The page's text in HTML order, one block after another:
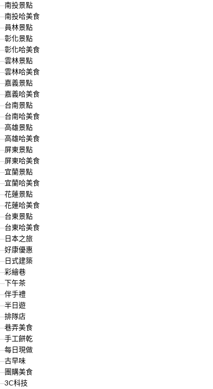
南投景點
南投哈美食
員林景點
彰化景點
彰化哈美食
雲林景點
雲林哈美食
嘉義景點
嘉義哈美食
台南景點
台南哈美食
高雄景點
高雄哈美食
屏東景點
屏東哈美食
宜蘭景點
宜蘭哈美食
花蓮景點
花蓮哈美食
台東景點
台東哈美食
日本之旅
好康優惠
日式建築
彩繪巷
下午茶
伴手禮
半日遊
排隊店
巷弄美食
手工餅乾
每日現做
古早味
團購美食
3C科技